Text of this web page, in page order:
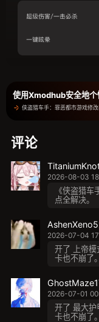
使用Xmodhub安全地个
侠盗猎车手：罪恶都市游戏修
评论
2026-08-03
《侠盗猎
点全解决。
2026-07-04
开了 上帝模
卡也不崩了。
2026-07-01
开了 最大护
卡也不崩了。